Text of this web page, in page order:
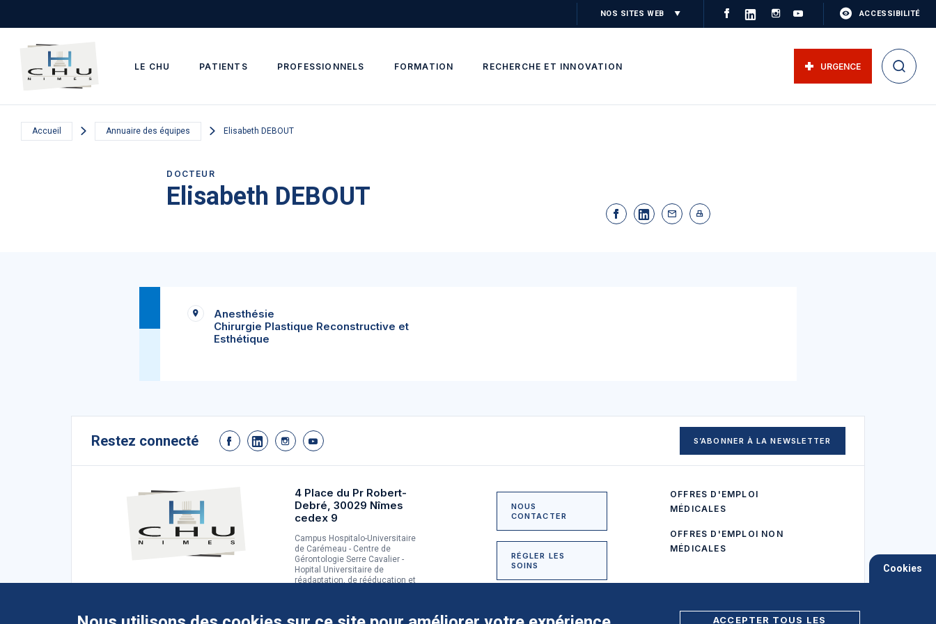
LE CHU PATIENTS PROFESSIONNELS FORMATION RECHERCHE ET INNOVATION
NOS SITES WEB ACCESSIBILITÉ
URGENCE
Accueil Annuaire des équipes Elisabeth DEBOUT
DOCTEUR
Elisabeth DEBOUT
Anesthésie
Chirurgie Plastique Reconstructive et
Esthétique
Restez connecté S’ABONNER À LA NEWSLETTER
4 Place du Pr Robert-
Debré, 30029 Nîmes
cedex 9
Campus Hospitalo-Universitaire
de Carémeau - Centre de
Gérontologie Serre Cavalier -
Hopital Universitaire de
réadaptation, de rééducation et
NOUS
CONTACTER
RÉGLER LES
SOINS
OFFRES D'EMPLOI
MÉDICALES
OFFRES D'EMPLOI NON
MÉDICALES
Cookies
ACCEPTER TOUS LES